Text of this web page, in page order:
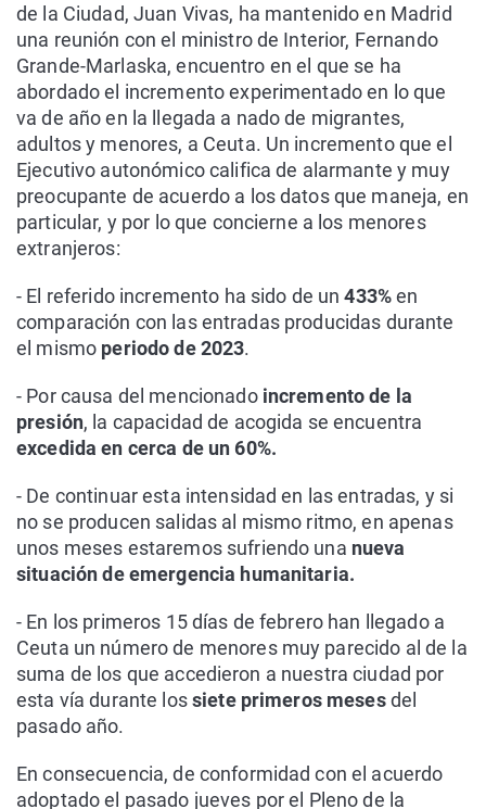
de la Ciudad, Juan Vivas, ha mantenido en Madrid
una reunión con el ministro de Interior, Fernando
Grande-Marlaska, encuentro en el que se ha
abordado el incremento experimentado en lo que
va de año en la llegada a nado de migrantes,
adultos y menores, a Ceuta. Un incremento que el
Ejecutivo autonómico califica de alarmante y muy
preocupante de acuerdo a los datos que maneja, en
particular, y por lo que concierne a los menores
extranjeros:
- El referido incremento ha sido de un433%en
comparación con las entradas producidas durante
el mismo periodo de 2023.
- Por causa del mencionado incremento de la
presión, la capacidad de acogida se encuentra
excedida en cerca de un 60%.
- De continuar esta intensidad en las entradas, y si
no se producen salidas al mismo ritmo, en apenas
unos meses estaremos sufriendo una nueva
situación de emergencia humanitaria.
- En los primeros 15 días de febrero han llegado a
Ceuta un número de menores muy parecido al de la
suma de los que accedieron a nuestra ciudad por
esta vía durante lossiete primeros mesesdel
pasado año.
En consecuencia, de conformidad con el acuerdo
adoptado el pasado jueves por el Pleno de la